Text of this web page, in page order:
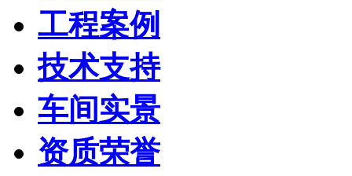
工程案例
技术支持
车间实景
资质荣誉